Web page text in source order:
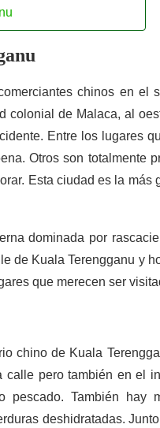
chinos en
colonial de Malaca, al
Entre los lugares
Otros son totalmente
Esta ciudad es la
dominada por
de Kuala Terengganu y
que merecen ser
chino de Kuala
calle pero también en el
pescado. También
deshidratadas.